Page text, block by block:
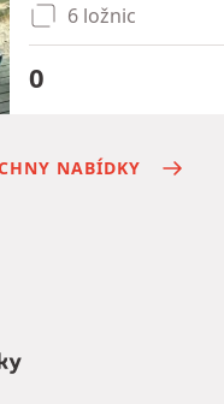
6 ložnic
0
NABÍDKY